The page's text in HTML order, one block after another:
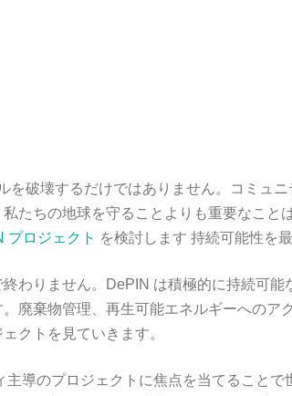
を破壊するだけではありません。コミュ
たちの地球を守ることよりも重要なこと
プロジェクト を検討します 持続可能性を
わりません。DePIN は積極的に持続可能
廃棄物管理、再生可能エネルギーへのア
クトを見ていきます。
主導のプロジェクトに焦点を当てること